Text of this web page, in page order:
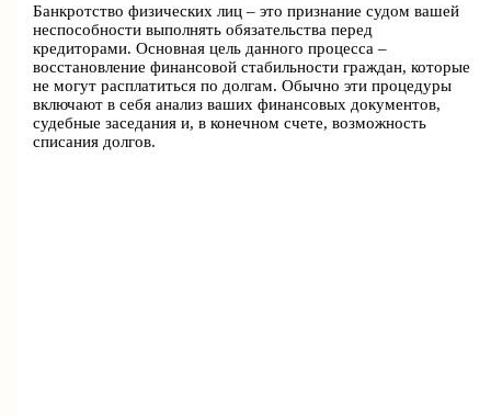
Банкротство физических лиц – это признание судом вашей
неспособности выполнять обязательства перед
кредиторами. Основная цель данного процесса –
восстановление финансовой стабильности граждан, которые
не могут расплатиться по долгам. Обычно эти процедуры
включают в себя анализ ваших финансовых документов,
судебные заседания и, в конечном счете, возможность
списания долгов.